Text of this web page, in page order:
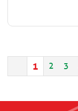
1 2 3